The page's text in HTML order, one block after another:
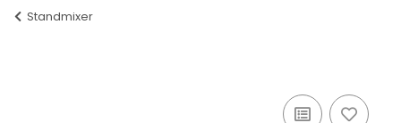
Standmixer